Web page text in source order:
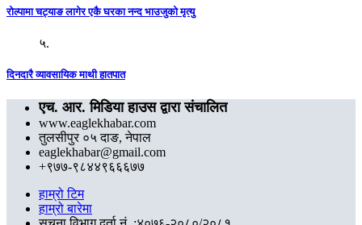
रोल्पामा चट्याङ लागेर एकै घरका नन्द भाउजुको मृत्यु
५.
दिनदारै व्यावसायिक माथी हातपात
एच. आर. मिडिया हाउस द्वारा संचालित
www.eaglekhabar.com
तुलसीपुर ०५ दाङ, नेपाल
eaglekhabar@gmail.com
+९७७-९८४४९६६६७७
हाम्रो टिम
हाम्रो बारेमा